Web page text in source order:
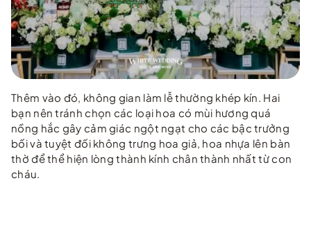
Thêm vào đó, không gian làm lễ thường khép kín. Hai
bạn nên tránh chọn các loại hoa có mùi hương quá
nồng hắc gây cảm giác ngột ngạt cho các bậc trưởng
bối và tuyệt đối không trưng hoa giả, hoa nhựa lên bàn
thờ để thể hiện lòng thành kính chân thành nhất từ con
cháu.